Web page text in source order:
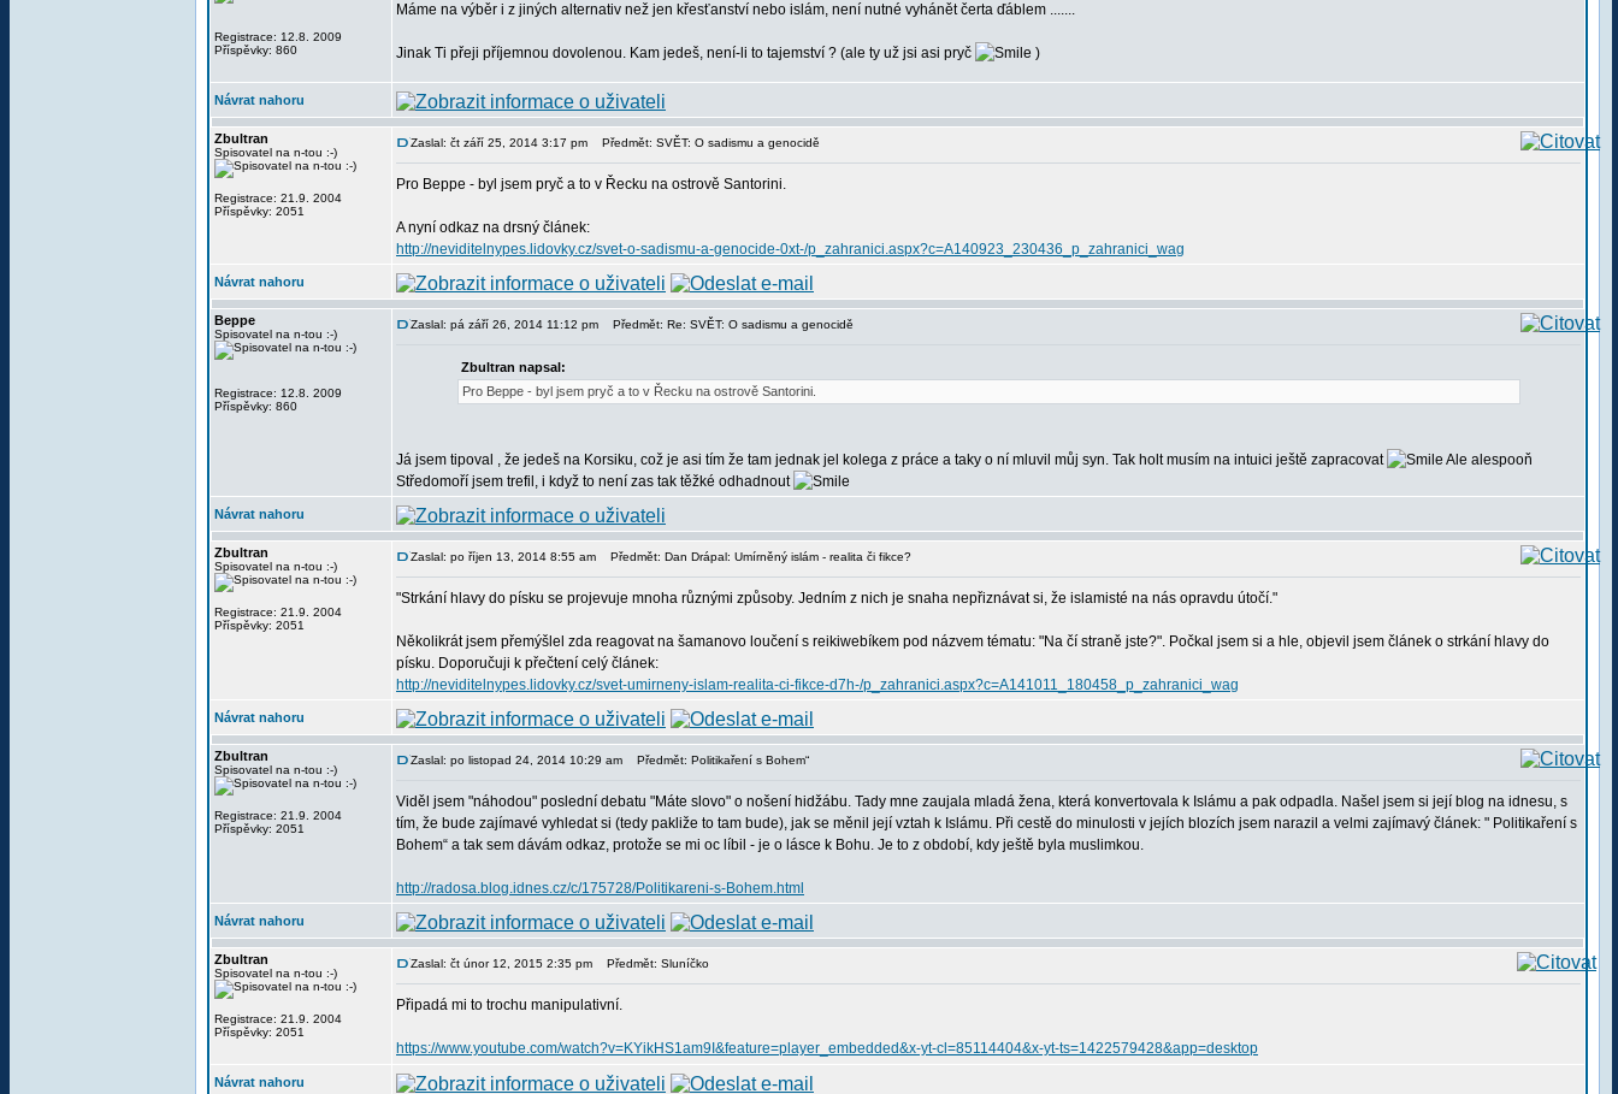
Registrace: 12.8. 2009
Příspěvky: 860
Máme na výběr i z jiných alternativ než jen křesťanství nebo islám, není nutné vyhánět čerta ďáblem .......
Jinak Ti přeji příjemnou dovolenou. Kam jedeš, není-li to tajemství ? (ale ty už jsi asi pryč )
Návrat nahoru
Zbultran
Spisovatel na n-tou :-)
Registrace: 21.9. 2004
Příspěvky: 2051
Zaslal: čt září 25, 2014 3:17 pm Předmět: SVĚT: O sadismu a genocidě
Pro Beppe - byl jsem pryč a to v Řecku na ostrově Santorini.
A nyní odkaz na drsný článek:
http://neviditelnypes.lidovky.cz/svet-o-sadismu-a-genocide-0xt-/p_zahranici.aspx?c=A140923_230436_p_zahranici_wag
Návrat nahoru
Beppe
Spisovatel na n-tou :-)
Registrace: 12.8. 2009
Příspěvky: 860
Zaslal: pá září 26, 2014 11:12 pm Předmět: Re: SVĚT: O sadismu a genocidě
Zbultran napsal:
Pro Beppe - byl jsem pryč a to v Řecku na ostrově Santorini.
Já jsem tipoval , že jedeš na Korsiku, což je asi tím že tam jednak jel kolega z práce a taky o ní mluvil můj syn. Tak holt musím na intuici ještě zapracovat
Ale alespooň
Středomoří jsem trefil, i když to není zas tak těžké odhadnout
Návrat nahoru
Zbultran
Spisovatel na n-tou :-)
Registrace: 21.9. 2004
Příspěvky: 2051
Zaslal: po říjen 13, 2014 8:55 am Předmět: Dan Drápal: Umírněný islám - realita či fikce?
"Strkání hlavy do písku se projevuje mnoha různými způsoby. Jedním z nich je snaha nepřiznávat si, že islamisté na nás opravdu útočí."
Několikrát jsem přemýšlel zda reagovat na šamanovo loučení s reikiwebíkem pod názvem tématu: "Na čí straně jste?". Počkal jsem si a hle, objevil jsem článek o strkání hlavy do
písku. Doporučuji k přečtení celý článek:
http://neviditelnypes.lidovky.cz/svet-umirneny-islam-realita-ci-fikce-d7h-/p_zahranici.aspx?c=A141011_180458_p_zahranici_wag
Návrat nahoru
Zbultran
Spisovatel na n-tou :-)
Registrace: 21.9. 2004
Příspěvky: 2051
Zaslal: po listopad 24, 2014 10:29 am Předmět: Politikaření s Bohem“
Viděl jsem "náhodou" poslední debatu "Máte slovo" o nošení hidžábu. Tady mne zaujala mladá žena, která konvertovala k Islámu a pak odpadla. Našel jsem si její blog na idnesu, s
tím, že bude zajímavé vyhledat si (tedy pakliže to tam bude), jak se měnil její vztah k Islámu. Při cestě do minulosti v jejích blozích jsem narazil a velmi zajímavý článek: " Politikaření s
Bohem“ a tak sem dávám odkaz, protože se mi oc líbil - je o lásce k Bohu. Je to z období, kdy ještě byla muslimkou.
http://radosa.blog.idnes.cz/c/175728/Politikareni-s-Bohem.html
Návrat nahoru
Zbultran
Spisovatel na n-tou :-)
Registrace: 21.9. 2004
Příspěvky: 2051
Zaslal: čt únor 12, 2015 2:35 pm Předmět: Sluníčko
Připadá mi to trochu manipulativní.
https://www.youtube.com/watch?v=KYikHS1am9I&feature=player_embedded&x-yt-cl=85114404&x-yt-ts=1422579428&app=desktop
Návrat nahoru